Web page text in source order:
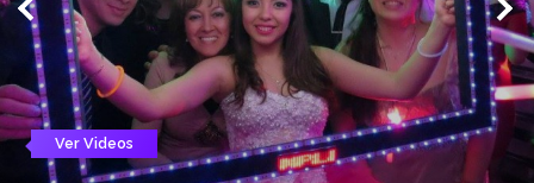
Ver Videos